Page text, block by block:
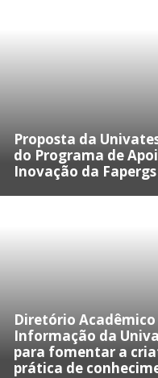
Proposta da
do Programa de
Inovação da Fapergs
Diretório
Informação da
para fomentar a
prática de